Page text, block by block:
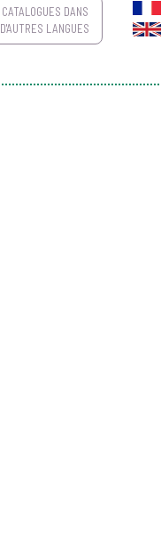
CATALOGUES DANS
D'AUTRES LANGUES